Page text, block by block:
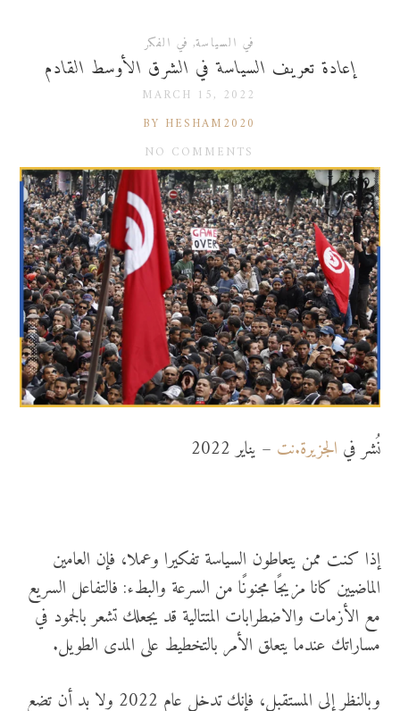
في السياسة, في الفكر
إعادة تعريف السياسة في الشرق الأوسط القادم
MARCH 15, 2022
BY HESHAM2020
NO COMMENTS
نُشر في الجزيرة.نت – يناير 2022
إذا كنت ممن يتعاطون السياسة تفكيرا وعملا، فإن العامين
الماضيين كانا مزيجًا مجنونًا من السرعة والبطء: فالتفاعل السريع
مع الأزمات والاضطرابات المتتالية قد يجعلك تشعر بالجمود في
مساراتك عندما يتعلق الأمر بالتخطيط على المدى الطويل.
وبالنظر إلى المستقبل، فإنك تدخل عام 2022 ولا بد أن تضع